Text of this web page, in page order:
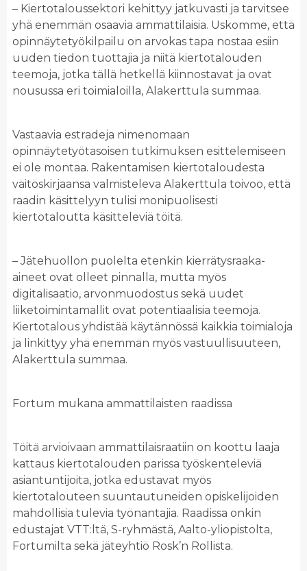
– Kiertotaloussektori kehittyy jatkuvasti ja tarvitsee
yhä enemmän osaavia ammattilaisia. Uskomme, että
opinnäytetyökilpailu on arvokas tapa nostaa esiin
uuden tiedon tuottajia ja niitä kiertotalouden
teemoja, jotka tällä hetkellä kiinnostavat ja ovat
nousussa eri toimialoilla, Alakerttula summaa.
Vastaavia estradeja nimenomaan
opinnäytetyötasoisen tutkimuksen esittelemiseen
ei ole montaa. Rakentamisen kiertotaloudesta
väitöskirjaansa valmisteleva Alakerttula toivoo, että
raadin käsittelyyn tulisi monipuolisesti
kiertotaloutta käsitteleviä töitä.
– Jätehuollon puolelta etenkin kierrätysraaka-
aineet ovat olleet pinnalla, mutta myös
digitalisaatio, arvonmuodostus sekä uudet
liiketoimintamallit ovat potentiaalisia teemoja.
Kiertotalous yhdistää käytännössä kaikkia toimialoja
ja linkittyy yhä enemmän myös vastuullisuuteen,
Alakerttula summaa.
Fortum mukana ammattilaisten raadissa
Töitä arvioivaan ammattilaisraatiin on koottu laaja
kattaus kiertotalouden parissa työskenteleviä
asiantuntijoita, jotka edustavat myös
kiertotalouteen suuntautuneiden opiskelijoiden
mahdollisia tulevia työnantajia. Raadissa onkin
edustajat VTT:ltä, S-ryhmästä, Aalto-yliopistolta,
Fortumilta sekä jäteyhtiö Rosk’n Rollista.